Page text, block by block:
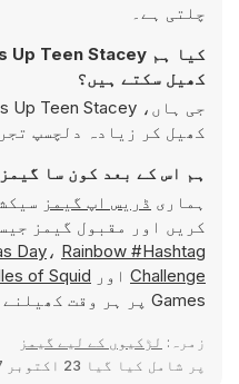
چلتی ہے۔
کھیل سکتے ہیں؟
کھیل کر زیادہ دلچسپ
ہم اس کے بعد کون سا
ہماری ڈریس اپ گیمز
کریں اور مقبول گیمز
Day، Rainbow #Hashtag
Challenge اور of Squid
Games پر ہر وقت کھیلنے کے لیے دستیاب ہیں۔
زمرہ: لڑکیوں کے لیے گیمز
پر شامل کیا گیا 23 اکتوبر 2007